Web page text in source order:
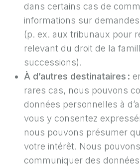
dans certains cas de
informations sur
(p. ex. aux tribunaux pour
relevant du droit de la
successions).
À d’autres destinataires :
rares cas, nous pouvons
données personnelles à
vous y consentez
nous pouvons présumer
votre intérêt. Nous
communiquer des